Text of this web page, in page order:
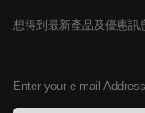
想得到最新產品及優惠訊
Enter your e-mail Address